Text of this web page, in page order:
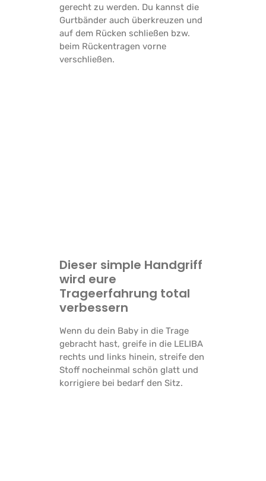
gerecht zu werden. Du kannst die
Gurtbänder auch überkreuzen und
auf dem Rücken schließen bzw.
beim Rückentragen vorne
verschließen.
Dieser simple Handgriff
wird eure
Trageerfahrung total
verbessern
Wenn du dein Baby in die Trage
gebracht hast, greife in die LELIBA
rechts und links hinein, streife den
Stoff nocheinmal schön glatt und
korrigiere bei bedarf den Sitz.